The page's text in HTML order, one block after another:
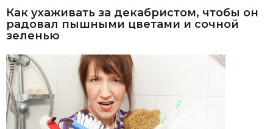
Как ухаживать за декабристом, чтобы он
радовал пышными цветами и сочной
зеленью